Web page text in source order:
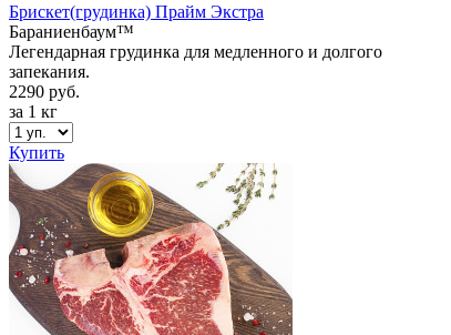
Брискет(грудинка) Прайм Экстра
Бараниенбаум™
Легендарная грудинка для медленного и долгого
запекания.
2290 руб.
за 1 кг
Купить